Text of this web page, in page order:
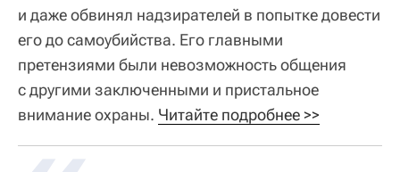
и даже обвинял надзирателей в попытке довести
его до самоубийства. Его главными
претензиями были невозможность общения
с другими заключенными и пристальное
внимание охраны. Читайте подробнее >>